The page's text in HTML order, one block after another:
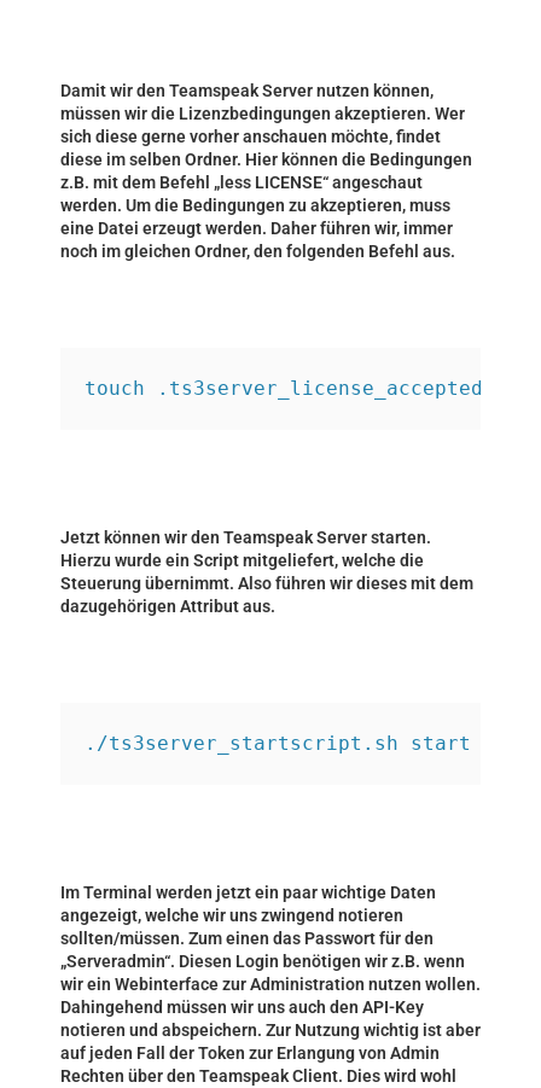
Damit wir den Teamspeak Server nutzen können,
müssen wir die Lizenzbedingungen akzeptieren. Wer
sich diese gerne vorher anschauen möchte, findet
diese im selben Ordner. Hier können die Bedingungen
z.B. mit dem Befehl „less LICENSE“ angeschaut
werden. Um die Bedingungen zu akzeptieren, muss
eine Datei erzeugt werden. Daher führen wir, immer
noch im gleichen Ordner, den folgenden Befehl aus.
touch .ts3server_license_accepted
Jetzt können wir den Teamspeak Server starten.
Hierzu wurde ein Script mitgeliefert, welche die
Steuerung übernimmt. Also führen wir dieses mit dem
dazugehörigen Attribut aus.
./ts3server_startscript.sh start
Im Terminal werden jetzt ein paar wichtige Daten
angezeigt, welche wir uns zwingend notieren
sollten/müssen. Zum einen das Passwort für den
„Serveradmin“. Diesen Login benötigen wir z.B. wenn
wir ein Webinterface zur Administration nutzen wollen.
Dahingehend müssen wir uns auch den API-Key
notieren und abspeichern. Zur Nutzung wichtig ist aber
auf jeden Fall der Token zur Erlangung von Admin
Rechten über den Teamspeak Client. Dies wird wohl